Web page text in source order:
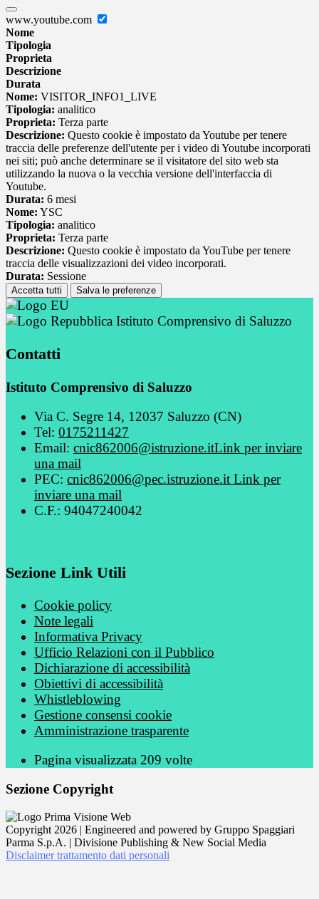
www.youtube.com
Nome
Tipologia
Proprieta
Descrizione
Durata
Nome: VISITOR_INFO1_LIVE
Tipologia: analitico
Proprieta: Terza parte
Descrizione: Questo cookie è impostato da Youtube per tenere
traccia delle preferenze dell'utente per i video di Youtube incorporati
nei siti; può anche determinare se il visitatore del sito web sta
utilizzando la nuova o la vecchia versione dell'interfaccia di
Youtube.
Durata: 6 mesi
Nome: YSC
Tipologia: analitico
Proprieta: Terza parte
Descrizione: Questo cookie è impostato da YouTube per tenere
traccia delle visualizzazioni dei video incorporati.
Durata: Sessione
Accetta tutti Salva le preferenze
Istituto Comprensivo di Saluzzo
Contatti
Istituto Comprensivo di Saluzzo
Via C. Segre 14, 12037 Saluzzo (CN)
Tel: 0175211427
Email: cnic862006@istruzione.itLink per inviare
una mail
PEC: cnic862006@pec.istruzione.it Link per
inviare una mail
C.F.: 94047240042
Sezione Link Utili
Cookie policy
Note legali
Informativa Privacy
Ufficio Relazioni con il Pubblico
Dichiarazione di accessibilità
Obiettivi di accessibilità
Whistleblowing
Gestione consensi cookie
Amministrazione trasparente
Pagina visualizzata 209 volte
Sezione Copyright
Copyright 2026 | Engineered and powered by Gruppo Spaggiari
Parma S.p.A. | Divisione Publishing & New Social Media
Disclaimer trattamento dati personali